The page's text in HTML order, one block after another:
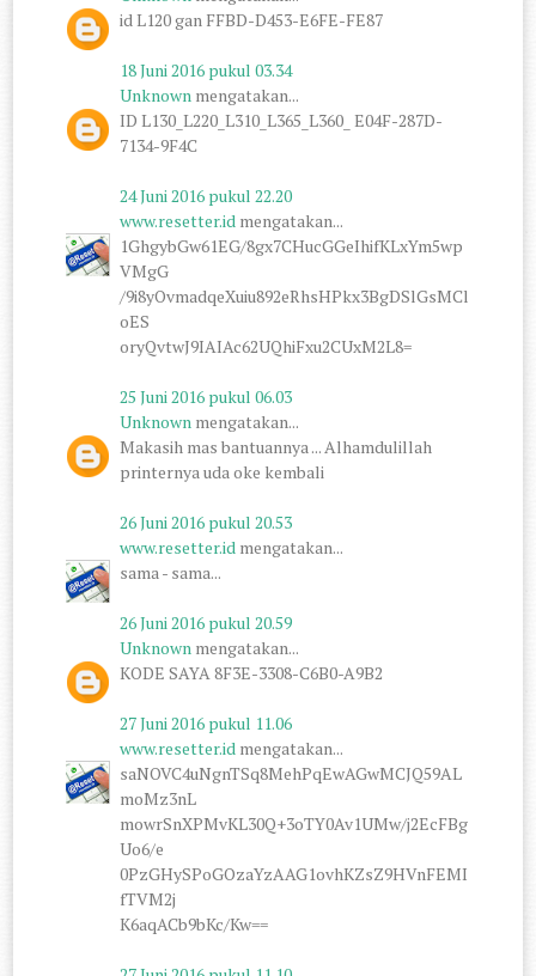
id L120 gan FFBD-D453-E6FE-FE87
18 Juni 2016 pukul 03.34
Unknown mengatakan...
ID L130_L220_L310_L365_L360_ E04F-287D-
7134-9F4C
24 Juni 2016 pukul 22.20
www.resetter.id mengatakan...
1GhgybGw61EG/8gx7CHucGGeIhifKLxYm5wp
VMgG
/9i8yOvmadqeXuiu892eRhsHPkx3BgDSlGsMCl
oES
oryQvtwJ9IAIAc62UQhiFxu2CUxM2L8=
25 Juni 2016 pukul 06.03
Unknown mengatakan...
Makasih mas bantuannya ... Alhamdulillah
printernya uda oke kembali
26 Juni 2016 pukul 20.53
www.resetter.id mengatakan...
sama - sama...
26 Juni 2016 pukul 20.59
Unknown mengatakan...
KODE SAYA 8F3E-3308-C6B0-A9B2
27 Juni 2016 pukul 11.06
www.resetter.id mengatakan...
saNOVC4uNgnTSq8MehPqEwAGwMCJQ59AL
moMz3nL
mowrSnXPMvKL30Q+3oTY0Av1UMw/j2EcFBg
Uo6/e
0PzGHySPoGOzaYzAAG1ovhKZsZ9HVnFEMI
fTVM2j
K6aqACb9bKc/Kw==